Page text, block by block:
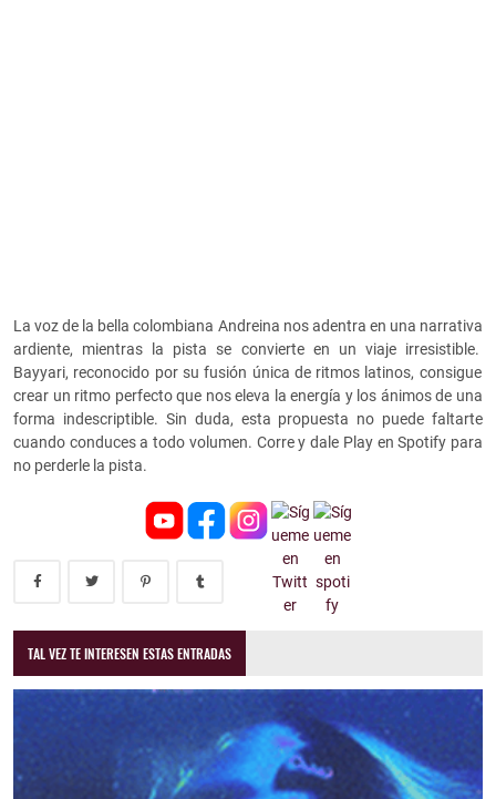
La voz de la bellacolombiana Andreina nos adentra en una narrativa
ardiente, mientras la pista se convierte en un viaje irresistible.
Bayyari, reconocido por su fusión única de ritmos latinos, consigue
crear un ritmo perfecto que nos eleva la energía y los ánimos de una
forma indescriptible. Sin duda, esta propuesta no puede faltarte
cuando conduces a todo volumen. Corre y dale Play en Spotify para
no perderle la pista.
TAL VEZ TE INTERESEN ESTAS ENTRADAS